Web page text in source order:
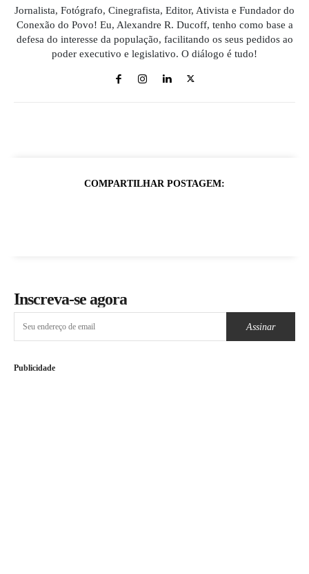
Jornalista, Fotógrafo, Cinegrafista, Editor, Ativista e Fundador do
Conexão do Povo! Eu, Alexandre R. Ducoff, tenho como base a
defesa do interesse da população, facilitando os seus pedidos ao
poder executivo e legislativo. O diálogo é tudo!
COMPARTILHAR POSTAGEM:
Inscreva-se agora
Assinar
Publicidade